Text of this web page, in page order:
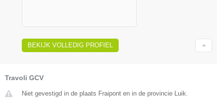
BEKIJK VOLLEDIG PROFIEL
Travoli GCV
Niet gevestigd in de plaats Fraipont en in de provincie Luik.